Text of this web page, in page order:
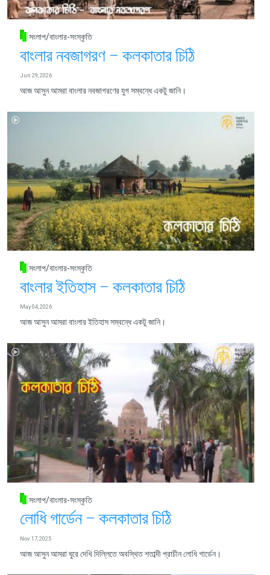
সংলাপ/বাংলার-সংস্কৃতি
বাংলার নবজাগরণ – কলকাতার চিঠি
Jun 29, 2026
আজ আসুন আমরা বাংলার নবজাগরণের যুগ সম্বন্ধে একটু জানি।
সংলাপ/বাংলার-সংস্কৃতি
বাংলার ইতিহাস – কলকাতার চিঠি
May 04, 2026
আজ আসুন আমরা বাংলার ইতিহাস সম্বন্ধে একটু জানি।
সংলাপ/বাংলার-সংস্কৃতি
লোধি গার্ডেন – কলকাতার চিঠি
Nov 17, 2025
আজ আসুন আমরা ঘুরে দেখি দিল্লিতে অবস্থিত শতাব্দী প্রাচীন লোধি গার্ডেন।